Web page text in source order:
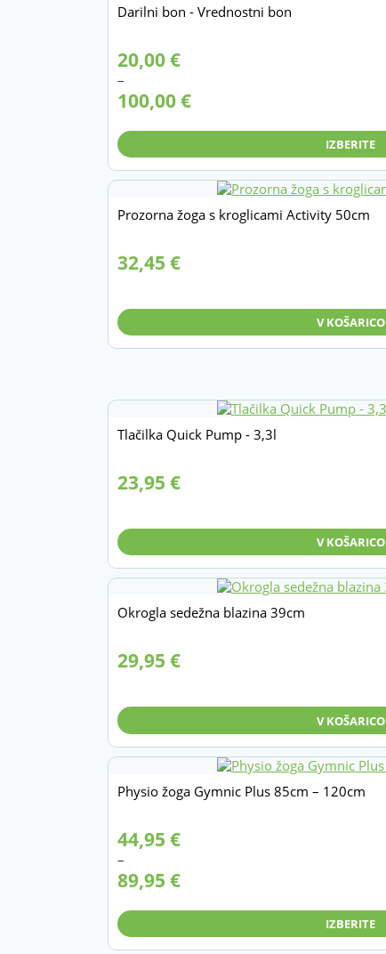
Vse za igro otrok
Žoge za sedenje in vadbo
PAKETI / Akcije
Gaugler & Lutz
Lastna proizvodnja Vita
MVS
Sportec
Theraband
Darilni bon - Vrednostni bon
20,00€
–
100,00€
Cenovni
razpon:
20,00 €
100,00 €
IZBERITE
Prozorna žoga s kroglicami Activity 50cm
32,45 €
V KOŠARICO
Tlačilka Quick Pump - 3,3l
23,95 €
V KOŠARICO
Okrogla sedežna blazina 39cm
29,95 €
V KOŠARICO
Physio žoga Gymnic Plus 85cm – 120cm
44,95 €
–
89,95 €
Cenovni
razpon:
44,95 €
89,95 €
IZBERITE